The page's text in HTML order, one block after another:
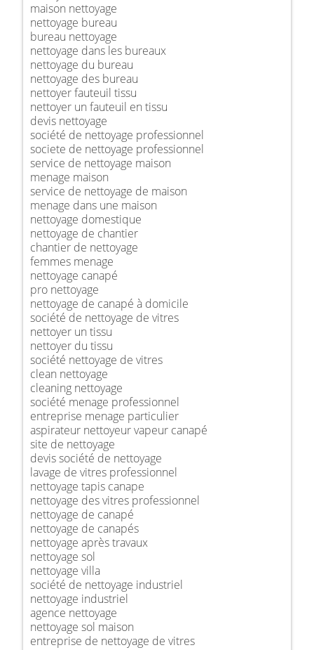
maison nettoyage
nettoyage bureau
bureau nettoyage
nettoyage dans les bureaux
nettoyage du bureau
nettoyage des bureau
nettoyer fauteuil tissu
nettoyer un fauteuil en tissu
devis nettoyage
société de nettoyage professionnel
societe de nettoyage professionnel
service de nettoyage maison
menage maison
service de nettoyage de maison
menage dans une maison
nettoyage domestique
nettoyage de chantier
chantier de nettoyage
femmes menage
nettoyage canapé
pro nettoyage
nettoyage de canapé à domicile
société de nettoyage de vitres
nettoyer un tissu
nettoyer du tissu
société nettoyage de vitres
clean nettoyage
cleaning nettoyage
société menage professionnel
entreprise menage particulier
aspirateur nettoyeur vapeur canapé
site de nettoyage
devis société de nettoyage
lavage de vitres professionnel
nettoyage tapis canape
nettoyage des vitres professionnel
nettoyage de canapé
nettoyage de canapés
nettoyage après travaux
nettoyage sol
nettoyage villa
société de nettoyage industriel
nettoyage industriel
agence nettoyage
nettoyage sol maison
entreprise de nettoyage de vitres